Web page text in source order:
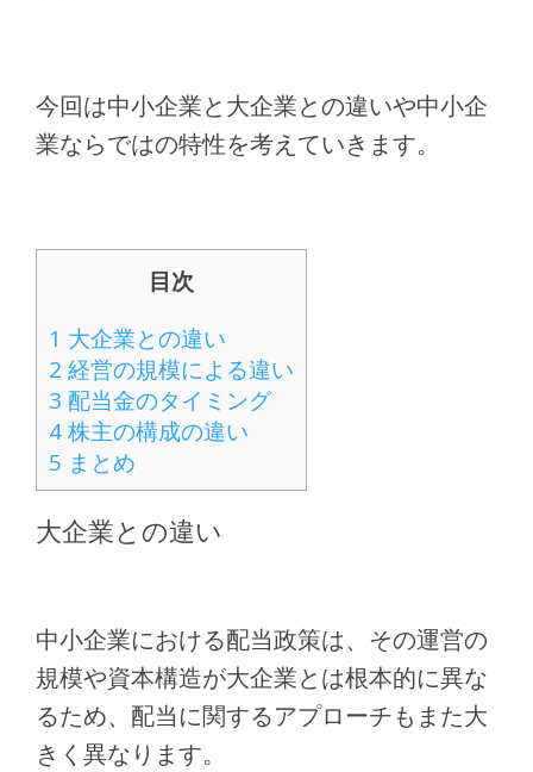
今回は中小企業と大企業との違いや中小企
業ならではの特性を考えていきます。
目次
1 大企業との違い
2 経営の規模による違い
3 配当金のタイミング
4株主の構成の違い
5 まとめ
大企業との違い
中小企業における配当政策は、その運営の
規模や資本構造が大企業とは根本的に異な
るため、配当に関するアプローチもまた大
きく異なります。